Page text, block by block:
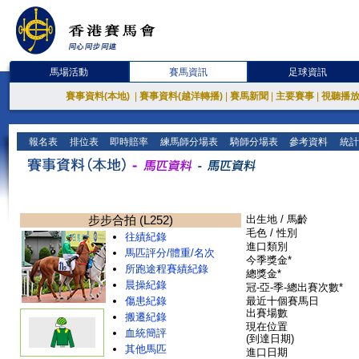
馬場活動 賽馬資訊 足球資訊
賽事資料(本地) 賽事資料(越洋轉播) 賽馬新聞 主要賽事 視聽播
報名表 排位表 即時賠率 練馬師分場表 騎師分場表 參考資料 統
步步合拍 (L252)
往績紀錄
馬匹評分/體重/名次
所跑途程賽績紀錄
晨操紀錄
傷患紀錄
搬遷紀錄
血統簡評
其他馬匹
出生地 / 馬齡
毛色 / 性別
進口類別
今季獎金*
總獎金*
冠-亞-季-總出賽次數*
最近十個賽馬日
出賽場數
現在位置
(到達日期)
進口日期